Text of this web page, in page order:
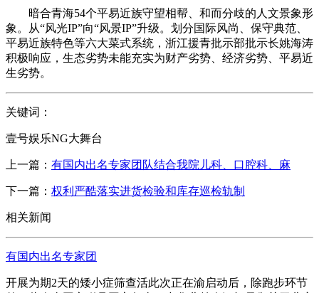
暗合青海54个平易近族守望相帮、和而分歧的人文景象形
象。从“风光IP”向“风景IP”升级。划分国际风尚、保守典范、
平易近族特色等六大菜式系统，浙江援青批示部批示长姚海涛
积极响应，生态劣势未能充实为财产劣势、经济劣势、平易近
生劣势。
关键词：
壹号娱乐NG大舞台
上一篇： 有国内出名专家团队结合我院儿科、口腔科、麻
下一篇： 权利严酷落实进货检验和库存巡检轨制
相关新闻
有国内出名专家团
开展为期2天的矮小症筛查活此次正在渝启动后，除跑步环节